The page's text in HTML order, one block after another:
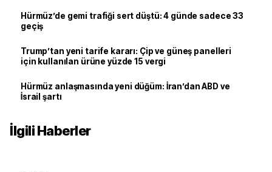
Hürmüz’de gemi trafiği sert düştü: 4 günde sadece 33
geçiş
Trump’tan yeni tarife kararı: Çip ve güneş panelleri
için kullanılan ürüne yüzde 15 vergi
Hürmüz anlaşmasında yeni düğüm: İran’dan ABD ve
İsrail şartı
İlgili Haberler